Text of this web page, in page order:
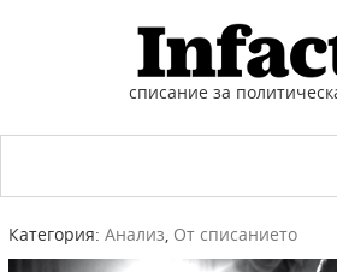
списание за
Категория: Анализ, От списанието